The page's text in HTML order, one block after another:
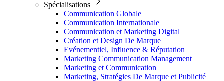
Spécialisations
Communication Globale
Communication Internationale
Communication et Marketing Digital
Création et Design De Marque
Evénementiel, Influence & Réputation
Marketing Communication Management
Marketing et Communication
Marketing, Stratégies De Marque et Publicité